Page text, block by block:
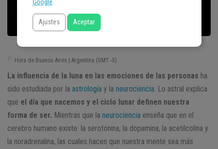
Hora de Buenos Aires | Argentina (GMT -3)
La influencia de la luna en las emociones de las personas ha
sido estudiada por la astrología y la neurociencia . Lo astral explica
que el día que nacemos y el ciclo lunar definen nuestra
forma de ser. Mientras que la neurociencia enseña que en el
cerebro humano existe: la serotonina, la dopamina, la acetilcolina y
la noradrenalina, las cuales hacen que nuestra mente sea más
Google.
Ajustes Aceptar